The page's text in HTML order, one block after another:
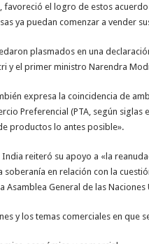
favoreció el logro de estos
ya puedan comenzar a vender
plasmados en una
y el primer ministro Narendra
expresa la coincidencia de
Preferencial (PTA, según
productos lo antes posible».
reiteró su apoyo a «la
soberanía en relación con la
Asamblea General de las
y los temas comerciales en que